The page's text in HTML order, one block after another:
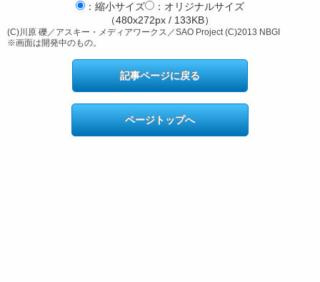
：縮小サイズ
：オリジナルサイズ
（480x272px / 133KB）
(C)川原 礫／アスキー・メディアワークス／SAO Project (C)2013 NBGI
※画面は開発中のもの。
記事ページに戻る
ページトップへ